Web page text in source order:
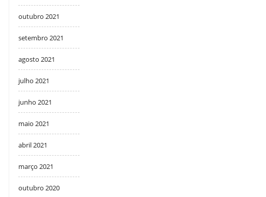
outubro 2021
setembro 2021
agosto 2021
julho 2021
junho 2021
maio 2021
abril 2021
março 2021
outubro 2020